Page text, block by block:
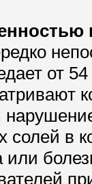
от 54
солей в
или